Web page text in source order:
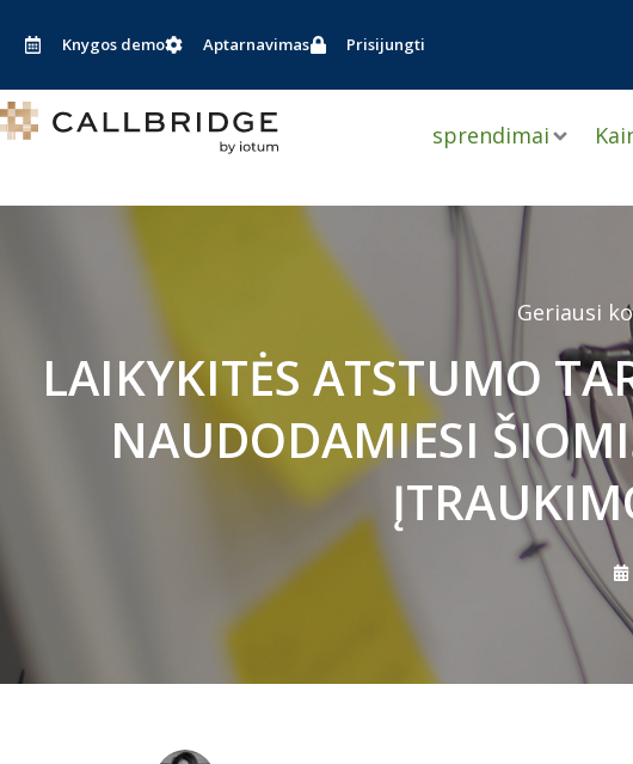
prie
Knygos demo Aptarnavimas Prisijungti
sprendimai
Geriausi
LAIKYKITĖS ATSTUMO
NAUDODAMIESI